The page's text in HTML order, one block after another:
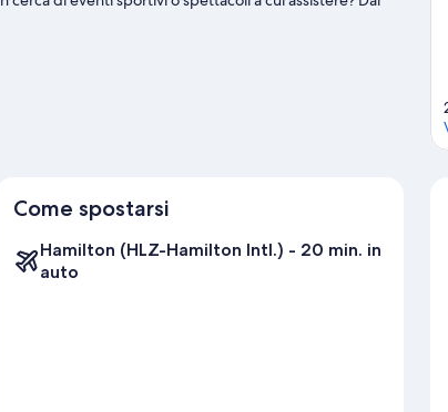
Come spostarsi
Hamilton (HLZ-Hamilton Intl.) - 20 min. in
auto